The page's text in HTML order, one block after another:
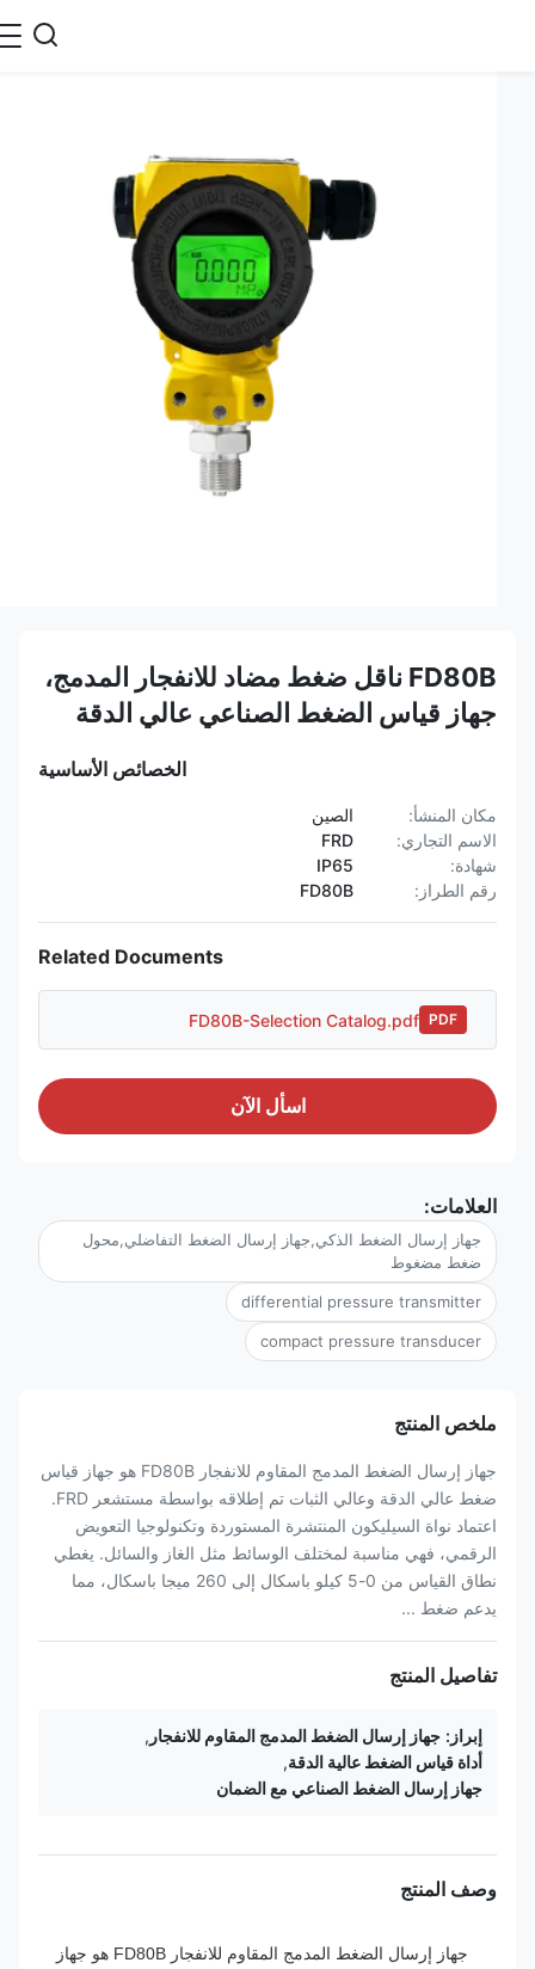
FD80B ناقل ضغط مضاد للانفجار المدمج،
جهاز قياس الضغط الصناعي عالي الدقة
الخصائص الأساسية
مكان المنشأ:
الصين
الاسم التجاري:
شهادة:
رقم الطراز:
FD80B
Related Documents
FD80B-Selection Catalog.pdf
اسأل الآن
العلامات:
جهاز إرسال الضغط الذكي,جهاز إرسال الضغط التفاضلي,محول
ضغط مضغوط
differential pressure transmitter
compact pressure transducer
ملخص المنتج
جهاز إرسال الضغط المدمج المقاوم للانفجار FD80B هو جهاز قياس
اعتماد نواة السيليكون المنتشرة المستوردة وتكنولوجيا التعويض
الرقمي، فهي مناسبة لمختلف الوسائط مثل الغاز والسائل. يغطي
نطاق القياس من 0-5 كيلو باسكال إلى 260 ميجا باسكال، مما
يدعم ضغط ...
تفاصيل المنتج
جهاز إرسال الضغط المدمج المقاوم للانفجار,
أداة قياس الضغط عالية الدقة ,
جهاز إرسال الضغط الصناعي مع الضمان
وصف المنتج
جهاز إرسال الضغط المدمج المقاوم للانفجار FD80B هو جهاز